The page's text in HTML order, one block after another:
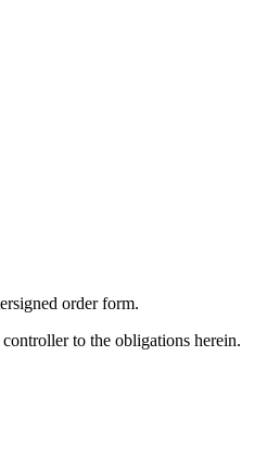
order form.
to the obligations herein.